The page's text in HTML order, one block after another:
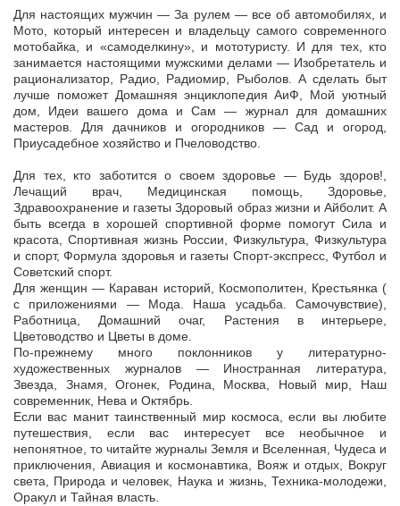
Для настоящих мужчин — За рулем — все об автомобилях, и
Мото, который интересен и владельцу самого современного
мотобайка, и «самоделкину», и мототуристу. И для тех, кто
занимается настоящими мужскими делами — Изобретатель и
рационализатор, Радио, Радиомир, Рыболов. А сделать быт
лучше поможет Домашняя энциклопедия АиФ, Мой уютный
дом, Идеи вашего дома и Сам — журнал для домашних
мастеров. Для дачников и огородников — Сад и огород,
Приусадебное хозяйство и Пчеловодство.
Для тех, кто заботится о своем здоровье — Будь здоров!,
Лечащий врач, Медицинская помощь, Здоровье,
Здравоохранение и газеты Здоровый образ жизни и Айболит. А
быть всегда в хорошей спортивной форме помогут Сила и
красота, Спортивная жизнь России, Физкультура, Физкультура
и спорт, Формула здоровья и газеты Спорт-экспресс, Футбол и
Советский спорт.
Для женщин — Караван историй, Космополитен, Крестьянка (
с приложениями — Мода. Наша усадьба. Самочувствие),
Работница, Домашний очаг, Растения в интерьере,
Цветоводство и Цветы в доме.
По-прежнему много поклонников у литературно-
художественных журналов — Иностранная литература,
Звезда, Знамя, Огонек, Родина, Москва, Новый мир, Наш
современник, Нева и Октябрь.
Если вас манит таинственный мир космоса, если вы любите
путешествия, если вас интересует все необычное и
непонятное, то читайте журналы Земля и Вселенная, Чудеса и
приключения, Авиация и космонавтика, Вояж и отдых, Вокруг
света, Природа и человек, Наука и жизнь, Техника-молодежи,
Оракул и Тайная власть.